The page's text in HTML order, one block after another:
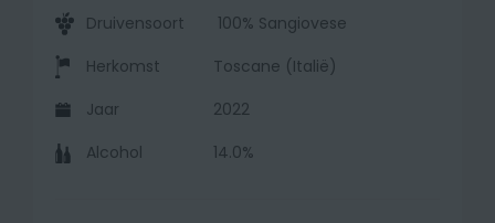
Druivensoort
100% Sangiovese
Herkomst
Toscane (Italië)
Jaar
2022
Alcohol
14.0%